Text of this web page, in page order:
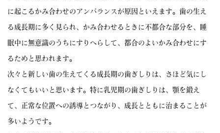
に起こるかみ合わせのアンバランスが原因といえます。歯の生え
る成長期に多く見られ、かみ合わせるときに不都合な部分を、睡
眠中に無意識のうちにすりへらして、都合のよいかみ合わせにす
るためと思われます。
次々と新しい歯の生えてくる成長期の歯ぎしりは、さほど気にし
なくてもいいと思います。特に乳児期の歯ぎしりは、顎を鍛え
て、正常な位置への誘導とつながり、成長とともに治まることが
多いようです。